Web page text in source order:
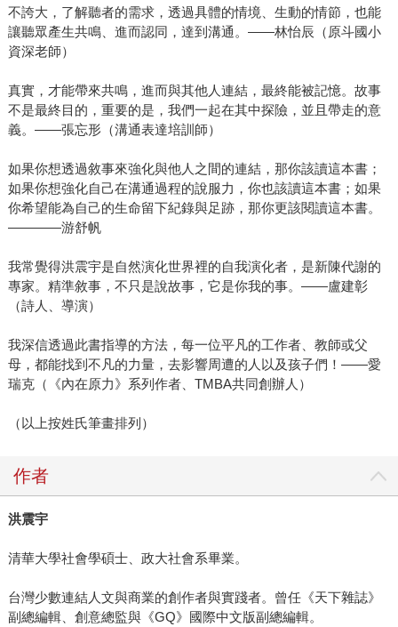
不誇大，了解聽者的需求，透過具體的情境、生動的情節，也能
讓聽眾產生共鳴、進而認同，達到溝通。——林怡辰（原斗國小
資深老師）
真實，才能帶來共鳴，進而與其他人連結，最終能被記憶。故事
不是最終目的，重要的是，我們一起在其中探險，並且帶走的意
義。——張忘形（溝通表達培訓師）
如果你想透過敘事來強化與他人之間的連結，那你該讀這本書；
如果你想強化自己在溝通過程的說服力，你也該讀這本書；如果
你希望能為自己的生命留下紀錄與足跡，那你更該閱讀這本書。
————游舒帆
我常覺得洪震宇是自然演化世界裡的自我演化者，是新陳代謝的
專家。精準敘事，不只是說故事，它是你我的事。——盧建彰
（詩人、導演）
我深信透過此書指導的方法，每一位平凡的工作者、教師或父
母，都能找到不凡的力量，去影響周遭的人以及孩子們！——愛
瑞克（《內在原力》系列作者、TMBA共同創辦人）
（以上按姓氏筆畫排列）
作者
洪震宇
清華大學社會學碩士、政大社會系畢業。
台灣少數連結人文與商業的創作者與實踐者。曾任《天下雜誌》
副總編輯、創意總監與《GQ》國際中文版副總編輯。